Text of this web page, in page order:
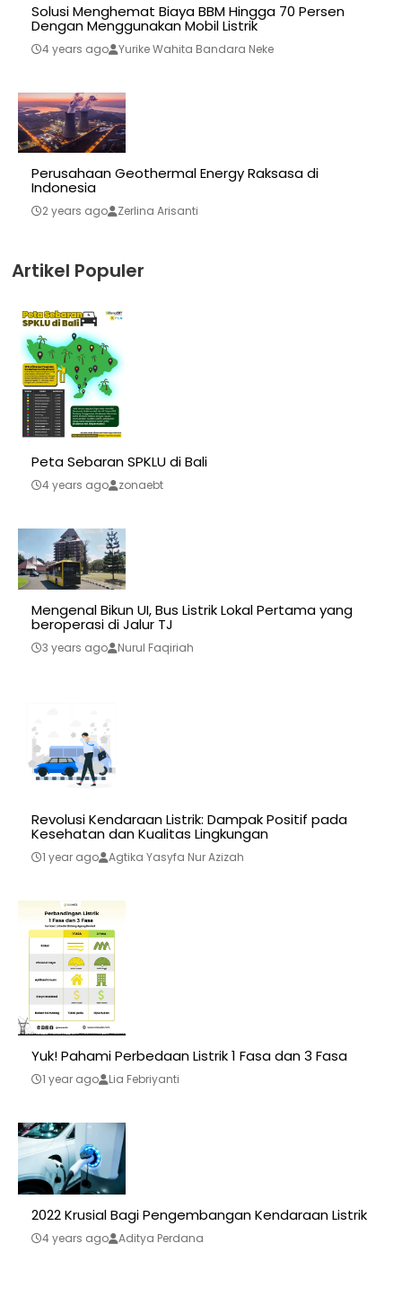
Solusi Menghemat Biaya BBM Hingga 70 Persen
Dengan Menggunakan Mobil Listrik
4 years ago Yurike Wahita Bandara Neke
Perusahaan Geothermal Energy Raksasa di
Indonesia
2 years ago Zerlina Arisanti
Artikel Populer
Peta Sebaran SPKLU di Bali
4 years ago zonaebt
Mengenal Bikun UI, Bus Listrik Lokal Pertama yang
beroperasi di Jalur TJ
3 years ago Nurul Faqiriah
Revolusi Kendaraan Listrik: Dampak Positif pada
Kesehatan dan Kualitas Lingkungan
1 year ago Agtika Yasyfa Nur Azizah
Yuk! Pahami Perbedaan Listrik 1 Fasa dan 3 Fasa
1 year ago Lia Febriyanti
2022 Krusial Bagi Pengembangan Kendaraan Listrik
4 years ago Aditya Perdana